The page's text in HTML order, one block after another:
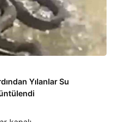
Yılanlar Su